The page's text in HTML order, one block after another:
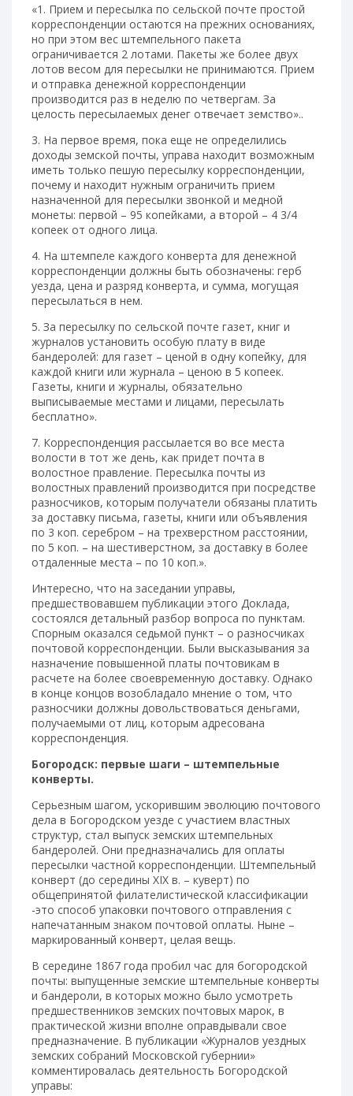
«1. Прием и пересылка по сельской почте простой
корреспонденции остаются на прежних основаниях,
но при этом вес штемпельного пакета
ограничивается 2 лотами. Пакеты же более двух
лотов весом для пересылки не принимаются. Прием
и отправка денежной корреспонденции
производится раз в неделю по четвергам. За
целость пересылаемых денег отвечает земство»..
3. На первое время, пока еще не определились
доходы земской почты, управа находит возможным
иметь только пешую пересылку корреспонденции,
почему и находит нужным ограничить прием
назначенной для пересылки звонкой и медной
монеты: первой – 95 копейками, а второй – 4 3/4
копеек от одного лица.
4. На штемпеле каждого конверта для денежной
корреспонденции должны быть обозначены: герб
уезда, цена и разряд конверта, и сумма, могущая
пересылаться в нем.
5. За пересылку по сельской почте газет, книг и
журналов установить особую плату в виде
бандеролей: для газет – ценой в одну копейку, для
каждой книги или журнала – ценою в 5 копеек.
Газеты, книги и журналы, обязательно
выписываемые местами и лицами, пересылать
бесплатно».
7. Корреспонденция рассылается во все места
волости в тот же день, как придет почта в
волостное правление. Пересылка почты из
волостных правлений производится при посредстве
разносчиков, которым получатели обязаны платить
за доставку письма, газеты, книги или объявления
по 3 коп. серебром – на трехверстном расстоянии,
по 5 коп. – на шестиверстном, за доставку в более
отдаленные места – по 10 коп.».
Интересно, что на заседании управы,
предшествовавшем публикации этого Доклада,
состоялся детальный разбор вопроса по пунктам.
Спорным оказался седьмой пункт – о разносчиках
почтовой корреспонденции. Были высказывания за
назначение повышенной платы почтовикам в
расчете на более своевременную доставку. Однако
в конце концов возобладало мнение о том, что
разносчики должны довольствоваться деньгами,
получаемыми от лиц, которым адресована
корреспонденция.
Богородск: первые шаги – штемпельные
конверты.
Серьезным шагом, ускорившим эволюцию почтового
дела в Богородском уезде с участием властных
структур, стал выпуск земских штемпельных
бандеролей. Они предназначались для оплаты
пересылки частной корреспонденции. Штемпельный
конверт (до середины XIX в. – куверт) по
общепринятой филателистической классификации
-это способ упаковки почтового отправления с
напечатанным знаком почтовой оплаты. Ныне –
маркированный конверт, целая вещь.
В середине 1867 года пробил час для богородской
почты: выпущенные земские штемпельные конверты
и бандероли, в которых можно было усмотреть
предшественников земских почтовых марок, в
практической жизни вполне оправдывали свое
предназначение. В публикации «Журналов уездных
земских собраний Московской губернии»
комментировалась деятельность Богородской
управы: